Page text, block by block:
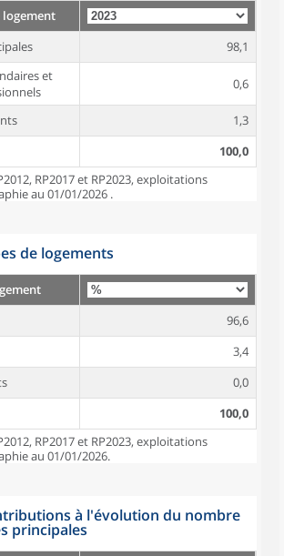
logement
98,1
et
0,6
1,3
100,0
RP2017 et RP2023, exploitations
au 01/01/2026 .
de logements
96,6
3,4
0,0
100,0
RP2017 et RP2023, exploitations
au 01/01/2026.
à l'évolution du nombre
principales